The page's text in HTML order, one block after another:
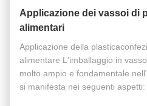
Applicazione dei vassoi di
alimentari
Applicazione della
alimentare L'imballaggio in
molto ampio e fondamentale
si manifesta nei seguenti